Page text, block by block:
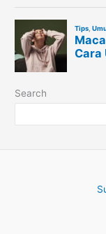
Search